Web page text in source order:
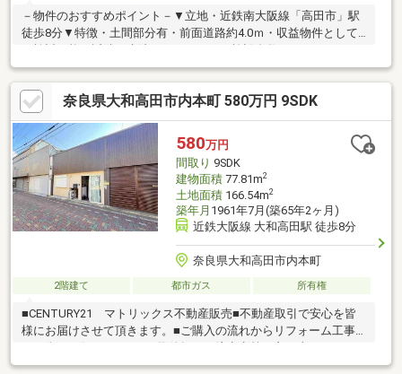
－物件のおすすめポイント－▼立地・近鉄南大阪線「高田市」駅
徒歩8分▼特徴・土間部分有・前面道路約4.0ｍ・収益物件として
有・物置有▼周辺環境・スーパー 徒歩10分(約700m)・コンビニ
徒歩7分(約600m)◆当社では、ネットで他社様が広告している物
件も同時に紹介・案内可能です。併せて内覧を希望される際は、
物件名を担当者までお申し付け下さい。
奈良県大和高田市内本町 580万円 9SDK
580万円
間取り 9SDK
建物面積77.81m2
土地面積166.54m2
築年月 1961年7月(築65年2ヶ月)
近鉄大阪線 大和高田駅 徒歩8分
奈良県大和高田市内本町
2階建て 都市ガス 所有権
■CENTURY21 マトリックス不動産販売■不動産取引で安心を皆
様にお届けさせて頂きます。■ご購入の流れからリフォーム工事
く懸念点までしっかりとお知らせしております。■お得な金利の